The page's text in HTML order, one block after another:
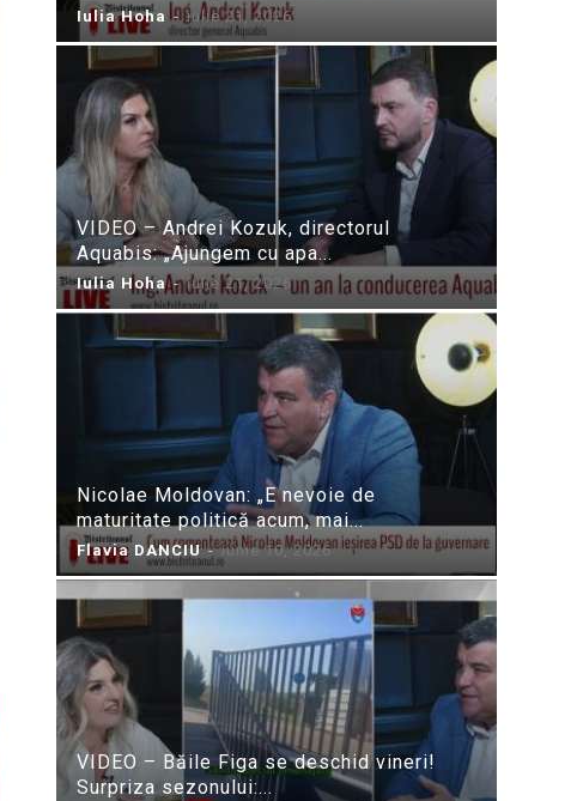
Iulia Hoha - iulie 21, 2026
VIDEO – Andrei Kozuk, directorul
Aquabis: „Ajungem cu apa...
Iulia Hoha - iulie 21, 2026
Nicolae Moldovan: „E nevoie de
maturitate politică acum, mai...
Flavia DANCIU - iunie 10, 2026
VIDEO – Băile Figa se deschid vineri!
Surpriza sezonului:...